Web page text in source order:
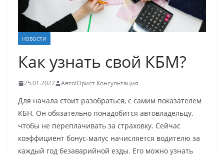
НОВОСТИ
Как узнать свой КБМ?
25.01.2022 АвтоЮрист Консультация
Для начала стоит разобраться, с самим показателем
КБН. Он обязательно понадобится автовладельцу,
чтобы не переплачивать за страховку. Сейчас
коэффициент бонус-малус начисляется водителю за
каждый год безаварийной езды. Его можно узнать